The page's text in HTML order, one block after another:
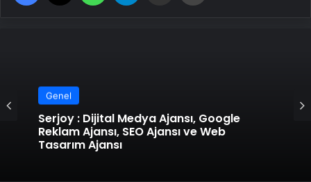
Genel
Serjoy : Dijital Medya Ajansı, Google
Reklam Ajansı, SEO Ajansı ve Web
Tasarım Ajansı